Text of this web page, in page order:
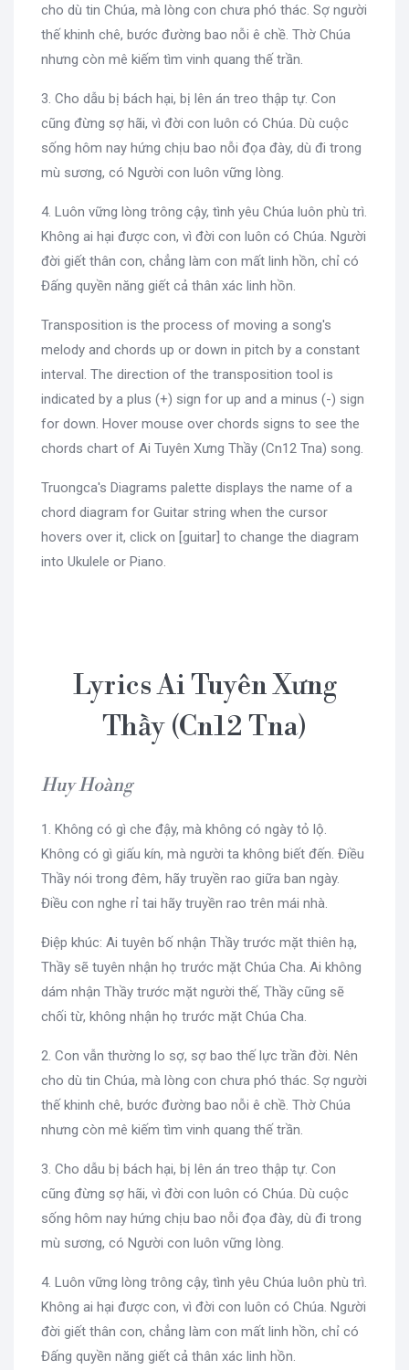
cho dù tin Chúa, mà lòng con chưa phó thác. Sợ người
thế khinh chê, bước đường bao nỗi ê chề. Thờ Chúa
nhưng còn mê kiếm tìm vinh quang thế trần.
3. Cho dẫu bị bách hại, bị lên án treo thập tự. Con
cũng đừng sợ hãi, vì đời con luôn có Chúa. Dù cuộc
sống hôm nay hứng chịu bao nỗi đọa đày, dù đi trong
mù sương, có Người con luôn vững lòng.
4. Luôn vững lòng trông cậy, tình yêu Chúa luôn phù trì.
Không ai hại được con, vì đời con luôn có Chúa. Người
đời giết thân con, chẳng làm con mất linh hồn, chỉ có
Đấng quyền năng giết cả thân xác linh hồn.
Transposition is the process of moving a song's
melody and chords up or down in pitch by a constant
interval. The direction of the transposition tool is
indicated by a plus (+) sign for up and a minus (-) sign
for down. Hover mouse over chords signs to see the
chords chart of Ai Tuyên Xưng Thầy (Cn12 Tna) song.
Truongca's Diagrams palette displays the name of a
chord diagram for Guitar string when the cursor
hovers over it, click on [guitar] to change the diagram
into Ukulele or Piano.
Lyrics Ai Tuyên Xưng
Thầy (Cn12 Tna)
Huy Hoàng
1. Không có gì che đậy, mà không có ngày tỏ lộ.
Không có gì giấu kín, mà người ta không biết đến. Điều
Thầy nói trong đêm, hãy truyền rao giữa ban ngày.
Điều con nghe rỉ tai hãy truyền rao trên mái nhà.
Điệp khúc: Ai tuyên bố nhận Thầy trước mặt thiên hạ,
Thầy sẽ tuyên nhận họ trước mặt Chúa Cha. Ai không
dám nhận Thầy trước mặt người thế, Thầy cũng sẽ
chối từ, không nhận họ trước mặt Chúa Cha.
2. Con vẫn thường lo sợ, sợ bao thế lực trần đời. Nên
cho dù tin Chúa, mà lòng con chưa phó thác. Sợ người
thế khinh chê, bước đường bao nỗi ê chề. Thờ Chúa
nhưng còn mê kiếm tìm vinh quang thế trần.
3. Cho dẫu bị bách hại, bị lên án treo thập tự. Con
cũng đừng sợ hãi, vì đời con luôn có Chúa. Dù cuộc
sống hôm nay hứng chịu bao nỗi đọa đày, dù đi trong
mù sương, có Người con luôn vững lòng.
4. Luôn vững lòng trông cậy, tình yêu Chúa luôn phù trì.
Không ai hại được con, vì đời con luôn có Chúa. Người
đời giết thân con, chẳng làm con mất linh hồn, chỉ có
Đấng quyền năng giết cả thân xác linh hồn.